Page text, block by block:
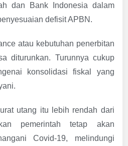
dan Bank Indonesia dalam
defisit APBN.
atau kebutuhan penerbitan
diturunkan. Turunnya cukup
konsolidasi fiskal yang
utang itu lebih rendah dari
pemerintah tetap akan
Covid-19, melindungi